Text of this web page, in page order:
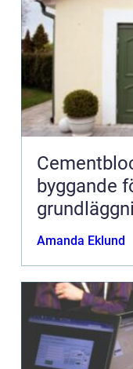
byggande
Amanda Eklund